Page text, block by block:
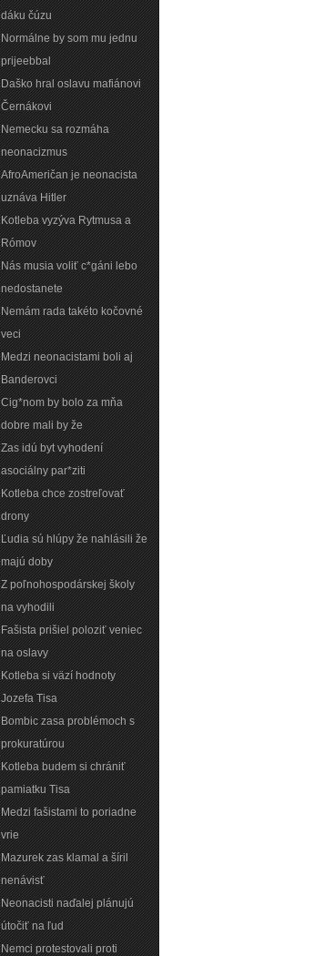
dáku čúzu
Normálne by som mu jednu
prijeebbal
Daško hral oslavu mafiánovi
Černákovi
Nemecku sa rozmáha
neonacizmus
AfroAmeričan je neonacista
uznáva Hitler
Kotleba vyzýva Rytmusa a
Rómov
Nás musia voliť c*gáni lebo
nedostanete
Nemám rada takéto kočovné
veci
Medzi neonacistami boli aj
Banderovci
Cig*nom by bolo za mňa
dobre mali by že
Zas idú byt vyhodení
asociálny par*ziti
Kotleba chce zostreľovať
drony
Ľudia sú hlúpy že nahlásili že
majú doby
Z poľnohospodárskej školy
na vyhodili
Fašista prišiel poloziť veniec
na oslavy
Kotleba si väzí hodnoty
Jozefa Tisa
Bombic zasa problémoch s
prokuratúrou
Kotleba budem si chrániť
pamiatku Tisa
Medzi fašistami to poriadne
vrie
Mazurek zas klamal a šíril
nenávisť
Neonacisti naďalej plánujú
útočiť na ľud
Nemci protestovali proti